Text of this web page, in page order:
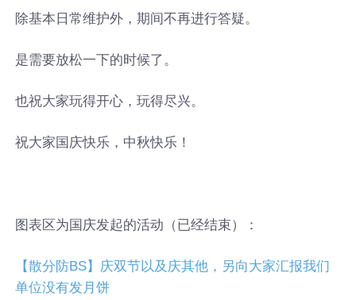
除基本日常维护外，期间不再进行答疑。
是需要放松一下的时候了。
也祝大家玩得开心，玩得尽兴。
祝大家国庆快乐，中秋快乐！
图表区为国庆发起的活动（已经结束）：
【散分防BS】庆双节以及庆其他，另向大家汇报我们
单位没有发月饼